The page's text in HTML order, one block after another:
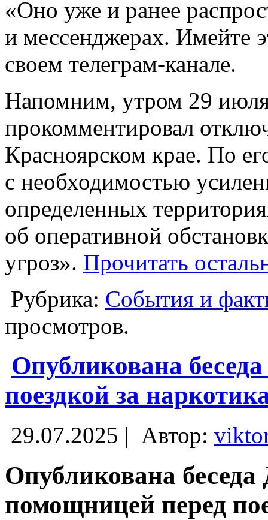
«Оно уже и ранее
и мессенджерах. Имейте
своем телеграм-канале.
Напомним, утром 29
прокомментировал
Красноярском крае. По
с необходимостью
определенных
об оперативной
угроз». Прочитать
Рубрика: События и
просмотров.
Опубликована
поездкой за
29.07.2025 | Автор:
Опубликована
помощницей перед